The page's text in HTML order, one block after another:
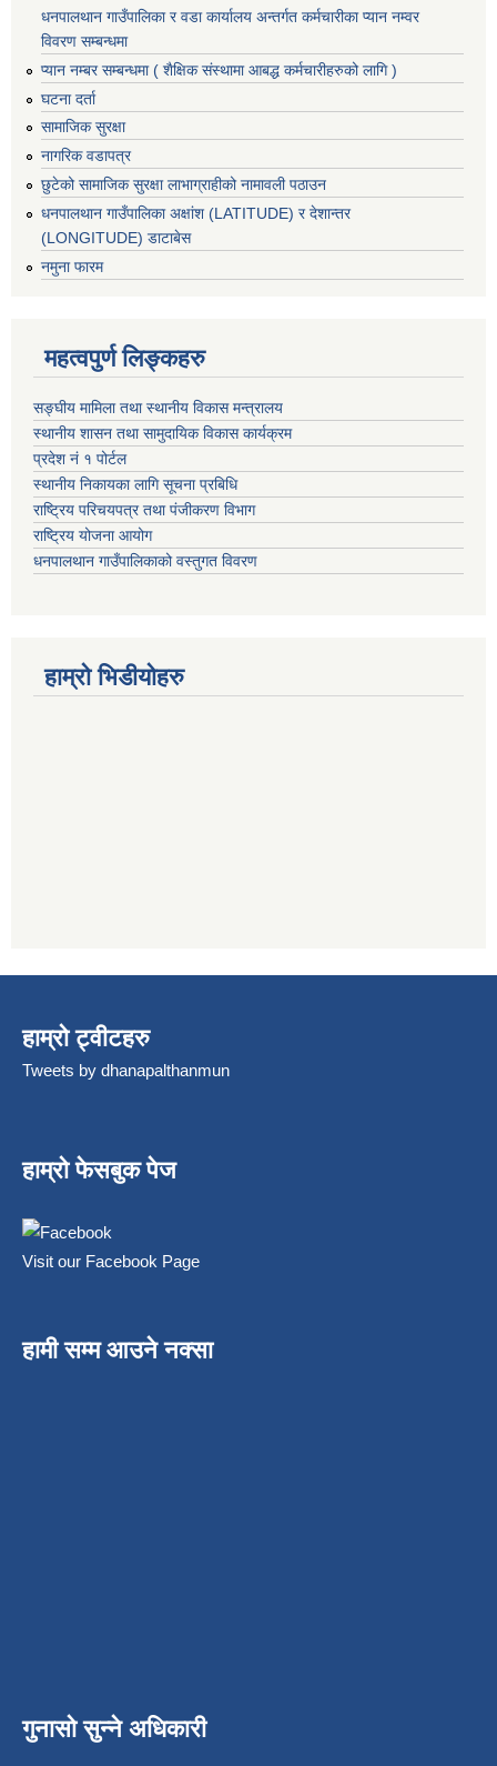
धनपालथान गाउँपालिका र वडा कार्यालय अन्तर्गत कर्मचारीका प्यान नम्वर
विवरण सम्बन्धमा
प्यान नम्बर सम्बन्धमा ( शैक्षिक संस्थामा आबद्ध कर्मचारीहरुको लागि )
घटना दर्ता
सामाजिक सुरक्षा
नागरिक वडापत्र
छुटेको सामाजिक सुरक्षा लाभाग्राहीको नामावली पठाउन
धनपालथान गाउँपालिका अक्षांश (LATITUDE) र देशान्तर
(LONGITUDE) डाटाबेस
नमुना फारम
महत्वपुर्ण लिङ्कहरु
सङ्घीय मामिला तथा स्थानीय विकास मन्त्रालय
स्थानीय शासन तथा सामुदायिक विकास कार्यक्रम
प्रदेश नं १ पोर्टल
स्थानीय निकायका लागि सूचना प्रबिधि
राष्ट्रिय परिचयपत्र तथा पंजीकरण विभाग
राष्ट्रिय योजना आयोग
धनपालथान गाउँपालिकाको वस्तुगत विवरण
हाम्रो भिडीयोहरु
हाम्रो ट्वीटहरु
Tweets by dhanapalthanmun
हाम्रो फेसबुक पेज
Visit our Facebook Page
हामी सम्म आउने नक्सा
गुनासो सुन्ने अधिकारी